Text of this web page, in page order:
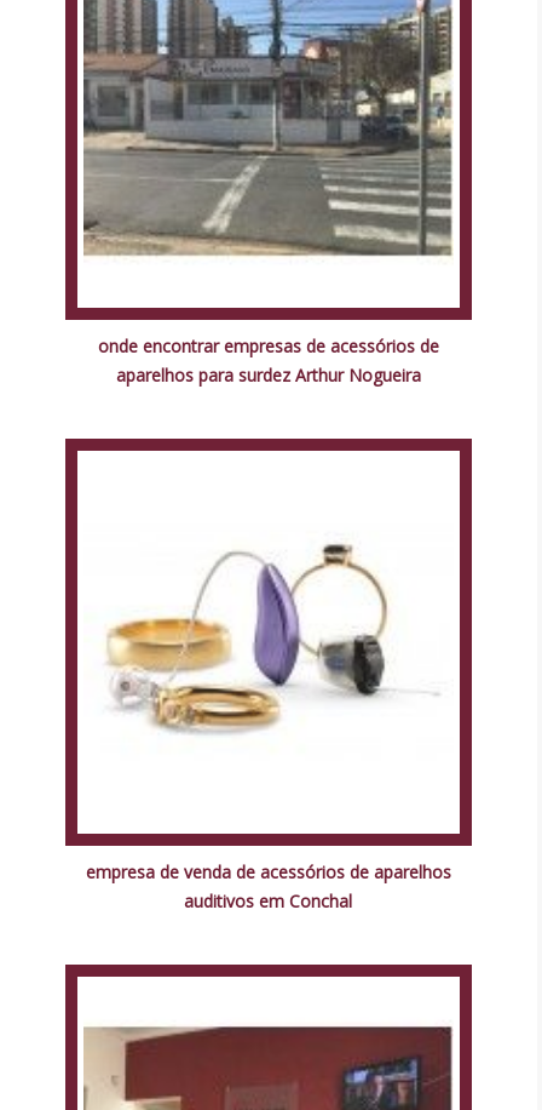
onde encontrar empresas de acessórios de
aparelhos para surdez Arthur Nogueira
empresa de venda de acessórios de aparelhos
auditivos em Conchal